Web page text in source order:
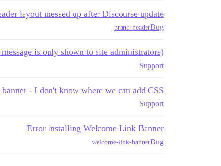
layout messed up after Discourse update
Bug
brand-header
is only shown to site administrators)"
Support
- I don't know where we can add CSS
Support
Error installing Welcome Link Banner
Bug
welcome-link-banner